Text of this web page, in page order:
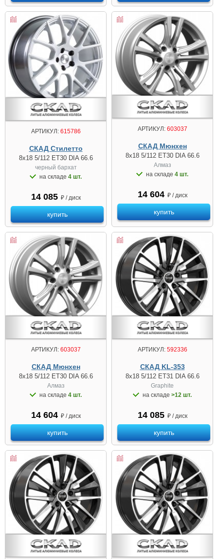
АРТИКУЛ:615786
СКАД Стилетто
8x18 5/112 ET30 DIA 66.6
черный бархат
на складе 4 шт.
14 085 ₽ / диск
купить
АРТИКУЛ:603037
СКАД Мюнхен
8x18 5/112 ET30 DIA 66.6
Алмаз
на складе 4 шт.
14 604 ₽ / диск
купить
АРТИКУЛ:603037
СКАД Мюнхен
8x18 5/112 ET30 DIA 66.6
Алмаз
на складе 4 шт.
14 604 ₽ / диск
купить
АРТИКУЛ:592336
СКАД KL-353
8x18 5/112 ET31 DIA 66.6
Graphite
на складе >12 шт.
14 085 ₽ / диск
купить